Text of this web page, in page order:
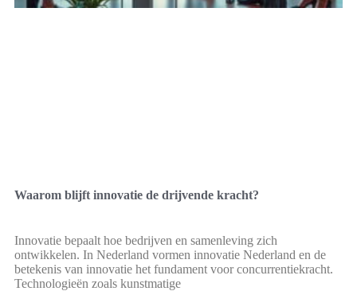
Waarom blijft innovatie de drijvende kracht?
Innovatie bepaalt hoe bedrijven en samenleving zich
ontwikkelen. In Nederland vormen innovatie Nederland en de
betekenis van innovatie het fundament voor concurrentiekracht.
Technologieën zoals kunstmatige